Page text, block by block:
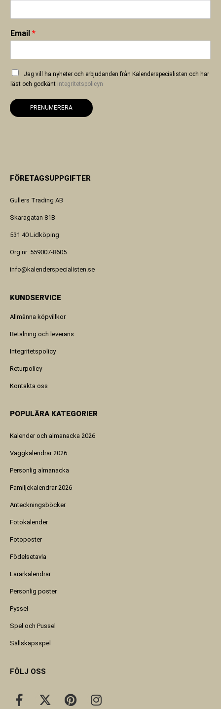
Email *
Jag vill ha nyheter och erbjudanden från Kalenderspecialisten och har
läst och godkänt integritetspolicyn
PRENUMERERA
FÖRETAGSUPPGIFTER
Gullers Trading AB
Skaragatan 81B
531 40 Lidköping
Org.nr: 559007-8605
info@kalenderspecialisten.se
KUNDSERVICE
Allmänna köpvillkor
Betalning och leverans
Integritetspolicy
Returpolicy
Kontakta oss
POPULÄRA KATEGORIER
Kalender och almanacka 2026
Väggkalendrar 2026
Personlig almanacka
Familjekalendrar 2026
Anteckningsböcker
Fotokalender
Fotoposter
Födelsetavla
Lärarkalendrar
Personlig poster
Pyssel
Spel och Pussel
Sällskapsspel
FÖLJ OSS